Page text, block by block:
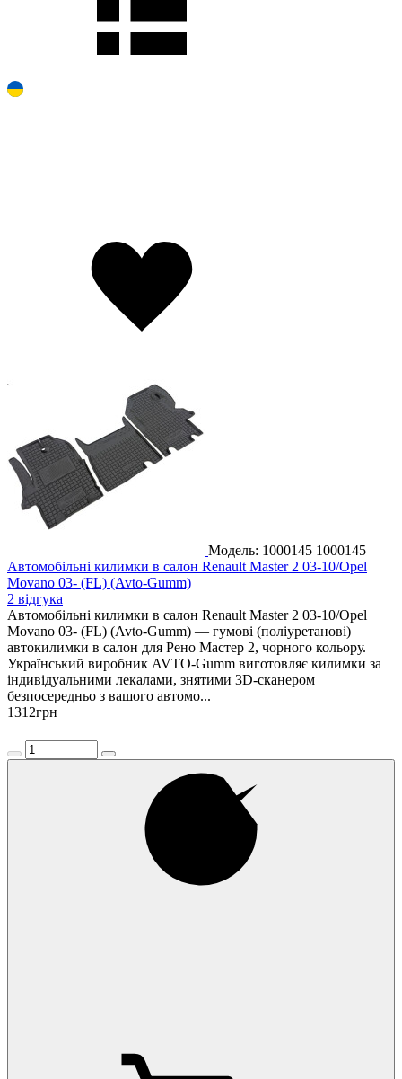
Модель: 1000145 1000145
Автомобільні килимки в салон Renault Master 2 03-10/Opel
Movano 03- (FL) (Avto-Gumm)
2 відгука
Автомобільні килимки в салон Renault Master 2 03-10/Opel
Movano 03- (FL) (Avto-Gumm) — гумові (поліуретанові)
автокилимки в салон для Рено Мастер 2, чорного кольору.
Український виробник AVTO-Gumm виготовляє килимки за
індивідуальними лекалами, знятими 3D-сканером
безпосередньо з вашого автомо...
1312грн